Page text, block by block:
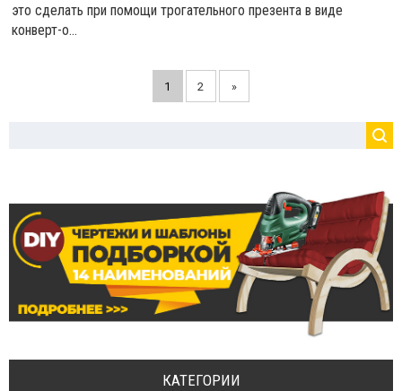
это сделать при помощи трогательного презента в виде
конверт-о...
1 2 »
КАТЕГОРИИ